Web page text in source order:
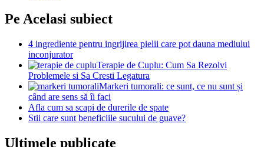
Pe Acelasi subiect
4 ingrediente pentru ingrijirea pielii care pot dauna mediului
inconjurator
Terapie de Cuplu: Cum Sa Rezolvi
Problemele si Sa Cresti Legatura
Markeri tumorali: ce sunt, ce nu sunt și
când are sens să îi faci
Afla cum sa scapi de durerile de spate
Stii care sunt beneficiile sucului de guave?
Ultimele publicate